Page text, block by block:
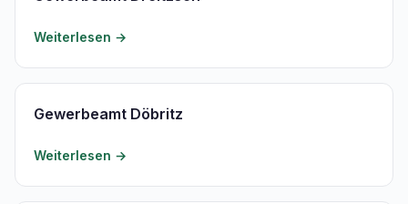
Weiterlesen →
Gewerbeamt Döbritz
Weiterlesen →